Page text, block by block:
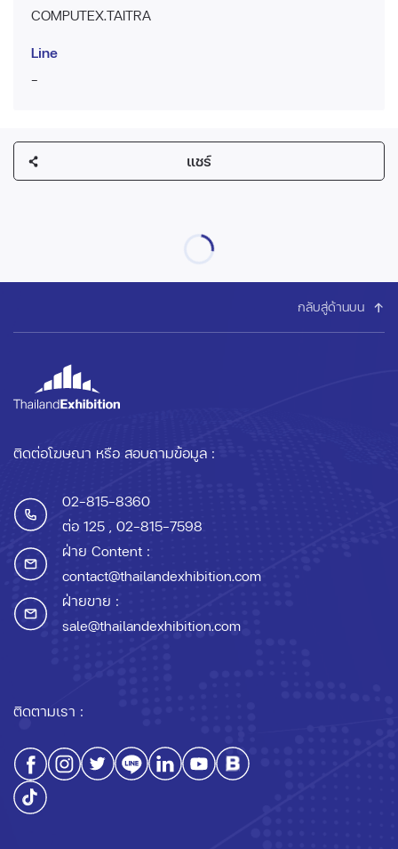
COMPUTEX.TAITRA
Line
-
แชร์
กลับสู่ด้านบน
ติดต่อโฆษณา หรือ สอบถามข้อมูล :
02-815-8360
ต่อ 125 , 02-815-7598
ฝ่าย Content :
contact@thailandexhibition.com
ฝ่ายขาย :
sale@thailandexhibition.com
ติดตามเรา :